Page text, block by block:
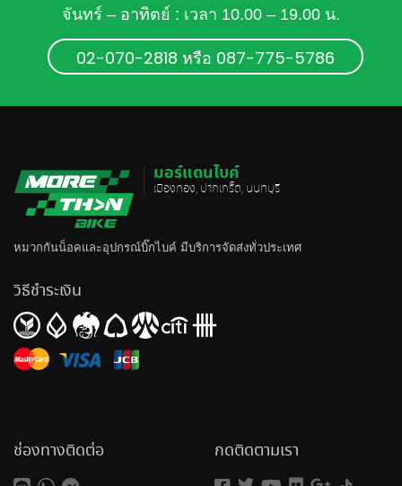
จันทร์ – อาทิตย์ : เวลา 10.00 – 19.00 น.
02-070-2818 หรือ 087-775-5786
มอร์แดนไบค์
เมืองทอง, ปากเกร็ด, นนทบุรี
หมวกกันน็อคและอุปกรณ์บิ๊กไบค์ มีบริการจัดส่งทั่วประเทศ
วิธีชำระเงิน
ช่องทางติดต่อ กดติดตามเรา